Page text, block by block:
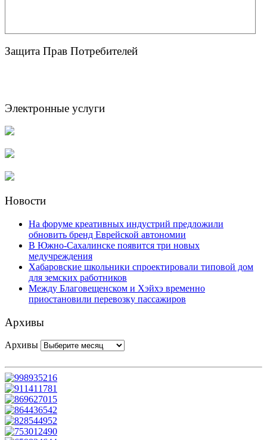
Защита Прав Потребителей
Электронные услуги
Новости
На форуме креативных индустрий предложили
обновить бренд Еврейской автономии
В Южно-Сахалинске появится три новых
медучреждения
Хабаровские школьники спроектировали типовой дом
для земских работников
Между Благовещенском и Хэйхэ временно
приостановили перевозку пассажиров
Архивы
Архивы